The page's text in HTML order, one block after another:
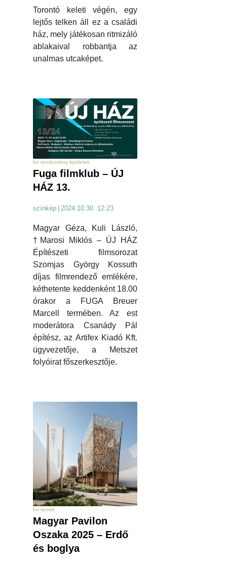
Torontó keleti végén, egy
lejtős telken áll ez a családi
ház, mely játékosan ritmizáló
ablakaival robbantja az
unalmas utcaképet.
hír rendezvény épületek
Fuga filmklub – ÚJ
HÁZ 13.
színkép 2024.10.30. 12:23
Magyar Géza, Kuli László,
†Marosi Miklós – ÚJ HÁZ
Építészeti filmsorozat
Szomjas György Kossuth
díjas filmrendező emlékére,
kéthetente keddenként 18.00
órakor a FUGA Breuer
Marcell termében. Az est
moderátora Csanády Pál
építész, az Artifex Kiadó Kft.
ügyvezetője, a Metszet
folyóirat főszerkesztője.
hír tervek
Magyar Pavilon
Oszaka 2025 – Erdő
és boglya